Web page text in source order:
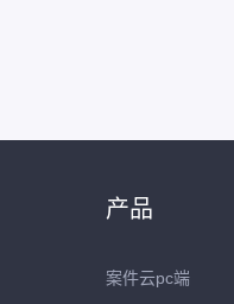
产品
案件云pc端